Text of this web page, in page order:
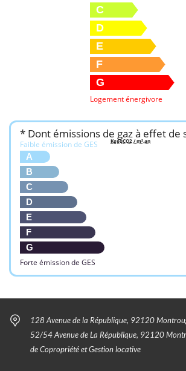
C
D
E
F
G
Logement énergivore
* Dont émissions de gaz à effet de
Faible émission de GES
A
B
C
D
E
F
G
Forte émission de GES
KgéqCO2 / m².an
128 Avenue de la République, 92120
52/54 Avenue de La République, 92120
de Copropriété et Gestion locative